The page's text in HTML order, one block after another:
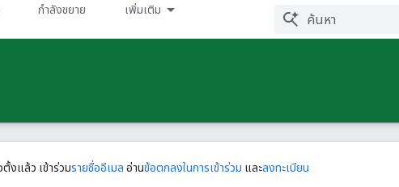
กําลังขยาย เพิ่มเติม
งแล้ว เข้าร่วมรายชื่ออีเมล อ่านข้อตกลงในการเข้าร่วม และลงทะเบียน